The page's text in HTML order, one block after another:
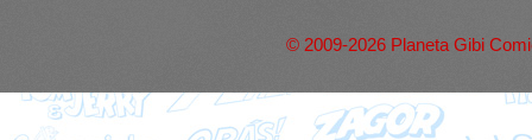
© 2009-2026 Planeta Gibi